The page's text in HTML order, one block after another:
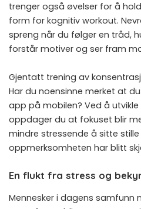
trenger også øvelser for å
form for kognitiv workout.
spreng når du følger en tråd,
forstår motiver og ser fram
Gjentatt trening av
Har du noensinne merket at
app på mobilen? Ved å
oppdager du at fokuset blir
mindre stressende å sitte
oppmerksomheten har blitt
En flukt fra stress og
Mennesker i dagens samfunn